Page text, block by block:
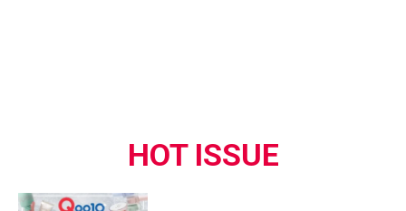
HOT ISSUE